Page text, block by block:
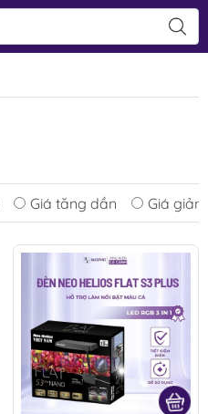
Giá tăng dần Giá